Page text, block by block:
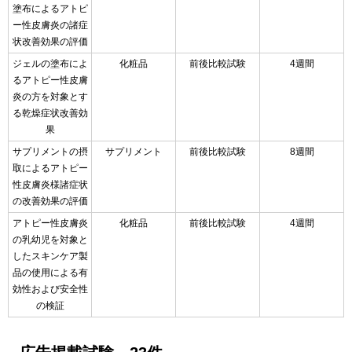
塗布によるアトピ
ー性皮膚炎の諸症
状改善効果の評価
ジェルの塗布によ
るアトピー性皮膚
炎の方を対象とす
る乾燥症状改善効
果
化粧品 前後比較試験 4週間
サプリメントの摂
取によるアトピー
性皮膚炎様諸症状
の改善効果の評価
サプリメント 前後比較試験 8週間
アトピー性皮膚炎
の乳幼児を対象と
したスキンケア製
品の使用による有
効性および安全性
の検証
化粧品 前後比較試験 4週間